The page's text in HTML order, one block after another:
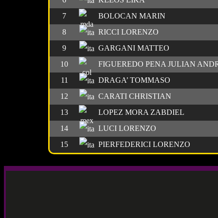
7
BOLOCAN MARIN
8
RICCI LORENZO
9
GARGANI MATTEO
10
FIGUEREDO PENA JULIAN
11
DRAGA’ TOMMASO
12
CARATI CHRISTIAN
13
LOPEZ MORA ZABDIEL
14
LUCI LORENZO
15
PIERFEDERICI LORENZO